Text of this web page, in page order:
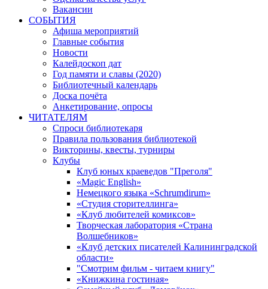
Вакансии
СОБЫТИЯ
Афиша мероприятий
Главные события
Новости
Калейдоскоп дат
Год памяти и славы (2020)
Библиотечный календарь
Доска почёта
Анкетирование, опросы
ЧИТАТЕЛЯМ
Спроси библиотекаря
Правила пользования библиотекой
Викторины, квесты, турниры
Клубы
Клуб юных краеведов "Преголя"
«Magic English»
Немецкого языка «Schrumdirum»
«Студия сторителлинга»
«Клуб любителей комиксов»
Творческая лаборатория «Страна
Волшебников»
«Клуб детских писателей Калининградской
области»
"Смотрим фильм - читаем книгу"
«Книжкина гостиная»